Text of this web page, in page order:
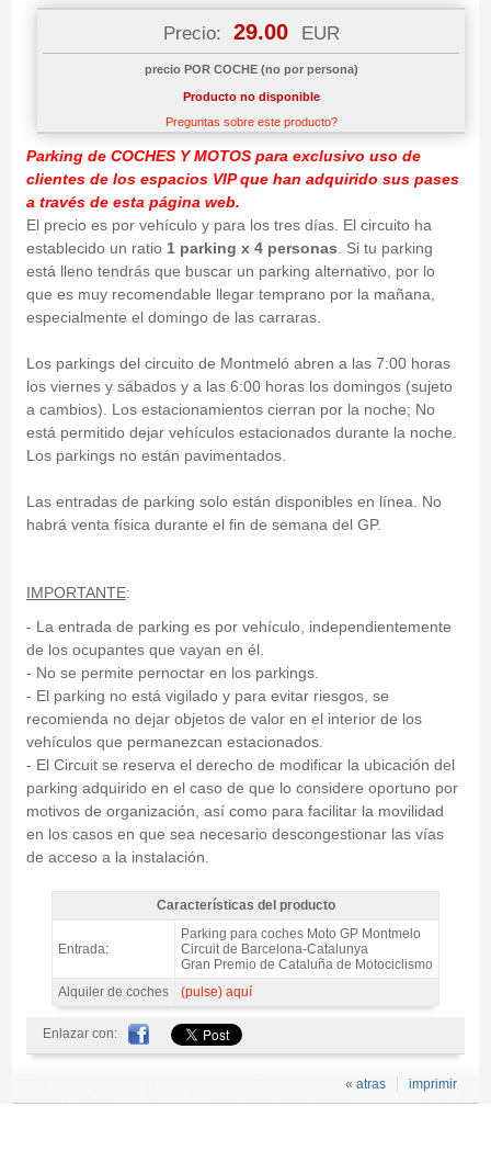
Precio: 29.00 EUR
precio POR COCHE (no por persona)
Producto no disponible
Preguntas sobre este producto?
Parking de COCHES Y MOTOS para exclusivo uso de
clientes de los espacios VIP que han adquirido sus pases
a través de esta página web.
El precio es por vehículo y para los tres días. El circuito ha
establecido un ratio 1 parking x 4 personas . Si tu parking
está lleno tendrás que buscar un parking alternativo, por lo
que es muy recomendable llegar temprano por la mañana,
especialmente el domingo de las carraras.
Los parkings del circuito de Montmeló abren a las 7:00 horas
los viernes y sábados y a las 6:00 horas los domingos (sujeto
a cambios). Los estacionamientos cierran por la noche; No
está permitido dejar vehículos estacionados durante la noche.
Los parkings no están pavimentados.
Las entradas de parking solo están disponibles en línea. No
habrá venta física durante el fin de semana del GP.
IMPORTANTE:
- La entrada de parking es por vehículo, independientemente
de los ocupantes que vayan en él.
- No se permite pernoctar en los parkings.
- El parking no está vigilado y para evitar riesgos, se
recomienda no dejar objetos de valor en el interior de los
vehículos que permanezcan estacionados.
- El Circuit se reserva el derecho de modificar la ubicación del
parking adquirido en el caso de que lo considere oportuno por
motivos de organización, así como para facilitar la movilidad
en los casos en que sea necesario descongestionar las vías
de acceso a la instalación.
MotoGP Barcelona Garden Club VIP Parking COCHE/MOTO 2027 -
Características del producto
Características del producto
Entrada:
Parking para coches Moto GP Montmelo
Circuit de Barcelona-Catalunya
Gran Premio de Cataluña de Motociclismo
Alquiler de coches
(pulse) aquí
Enlazar con:
imprimir
« atras